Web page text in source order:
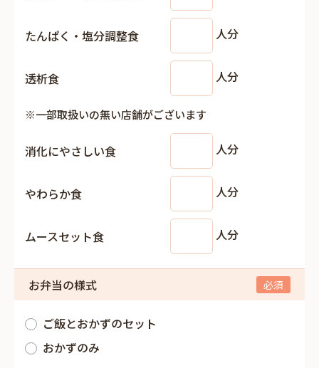
たんぱく・塩分調整食 人分
透析食 人分
※一部取扱いの無い店舗がございます
消化にやさしい食 人分
やわらか食 人分
ムースセット食 人分
お弁当の様式
ご飯とおかずのセット
おかずのみ